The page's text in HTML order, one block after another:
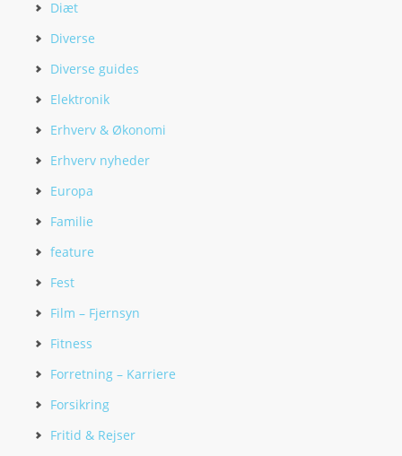
Diæt
Diverse
Diverse guides
Elektronik
Erhverv & Økonomi
Erhverv nyheder
Europa
Familie
feature
Fest
Film – Fjernsyn
Fitness
Forretning – Karriere
Forsikring
Fritid & Rejser